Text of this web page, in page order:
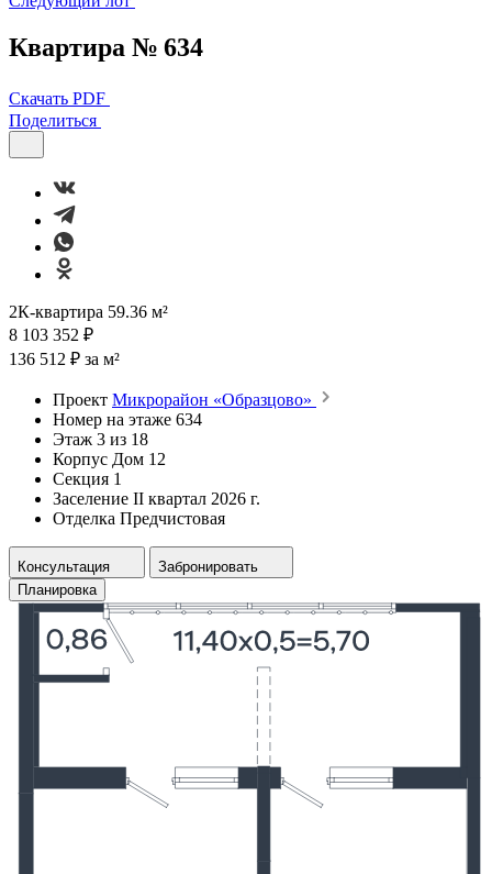
Квартира № 634
Скачать PDF
Поделиться
2К-квартира 59.36 м²
8 103 352 ₽
136 512 ₽ за м²
Проект Микрорайон «Образцово»
Номер на этаже 634
Этаж 3 из 18
Корпус Дом 12
Секция 1
Заселение II квартал 2026 г.
Отделка Предчистовая
Консультация
Забронировать
Планировка